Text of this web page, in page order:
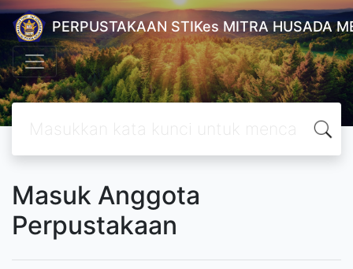
PERPUSTAKAAN STIKes MITRA HUSADA
Masuk Anggota
Perpustakaan